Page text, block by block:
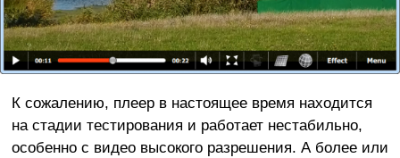
К сожалению, плеер в настоящее время находится
на стадии тестирования и работает нестабильно,
особенно с видео высокого разрешения. А более или